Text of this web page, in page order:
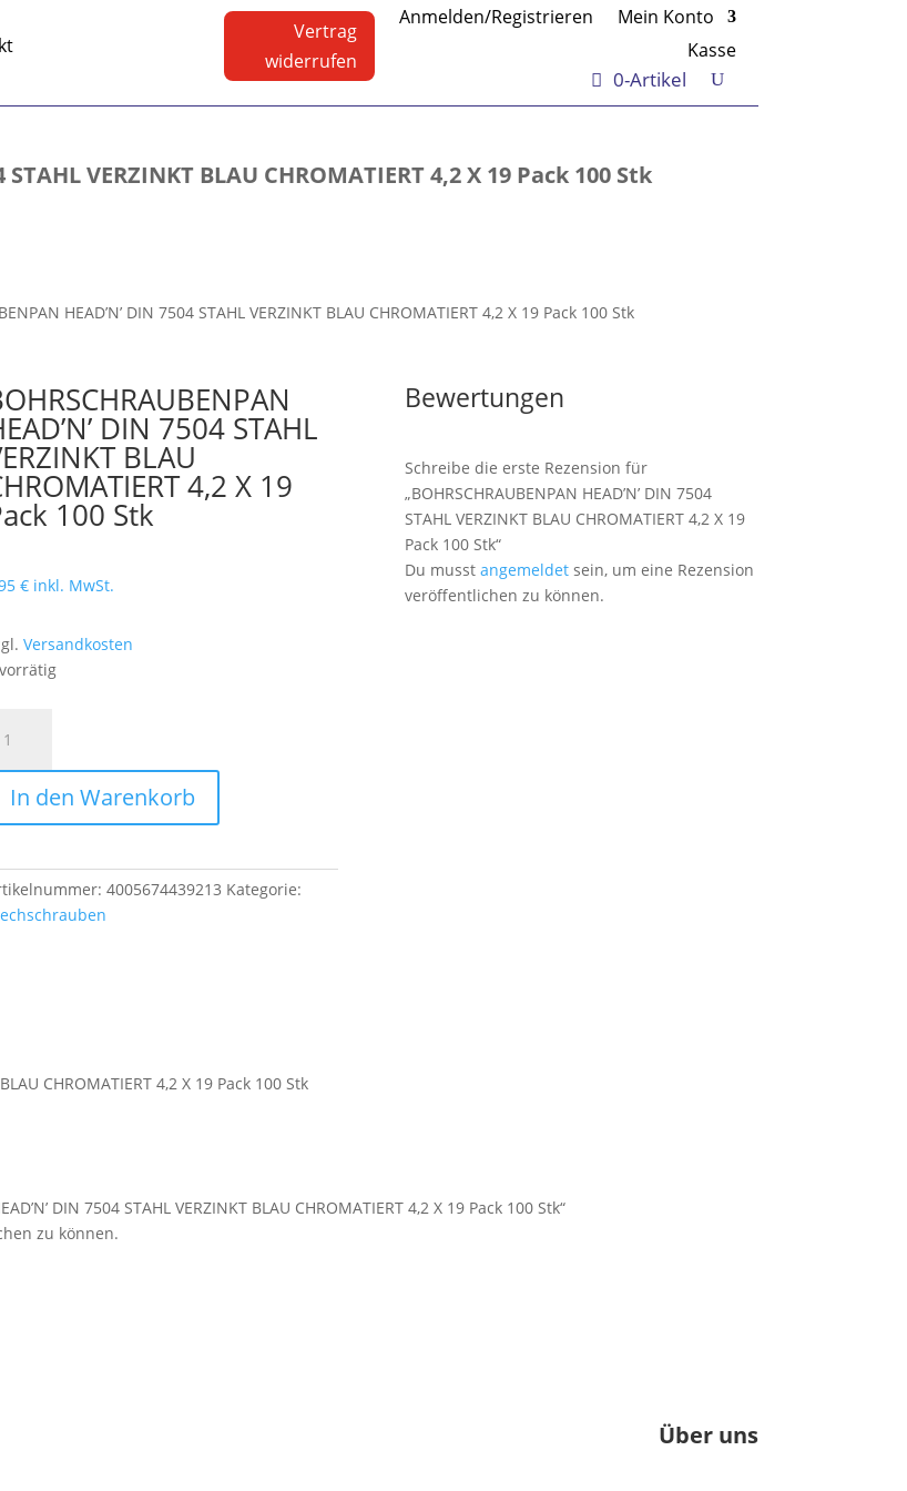
Vertrag
widerrufen
Anmelden/Registrieren
Mein Konto
Kasse
0-Artikel
STAHL VERZINKT BLAU CHROMATIERT 4,2 X 19 Pack 100 Stk
HEAD’N’ DIN 7504 STAHL VERZINKT BLAU CHROMATIERT 4,2 X 19 Pack 100 Stk
DIN 7504 STAHL
BLAU
4,2 X 19
100 Stk
€ inkl. MwSt.
Versandkosten
In den Warenkorb
4005674439213 Kategorie:
Bewertungen
Schreibe die erste Rezension für
„BOHRSCHRAUBENPAN HEAD’N’ DIN 7504
STAHL VERZINKT BLAU CHROMATIERT 4,2 X 19
Pack 100 Stk“
Du musst angemeldetsein, um eine Rezension
veröffentlichen zu können.
CHROMATIERT 4,2 X 19 Pack 100 Stk
DIN 7504 STAHL VERZINKT BLAU CHROMATIERT 4,2 X 19 Pack 100 Stk“
zu können.
Über uns